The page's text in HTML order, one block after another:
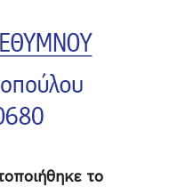
το